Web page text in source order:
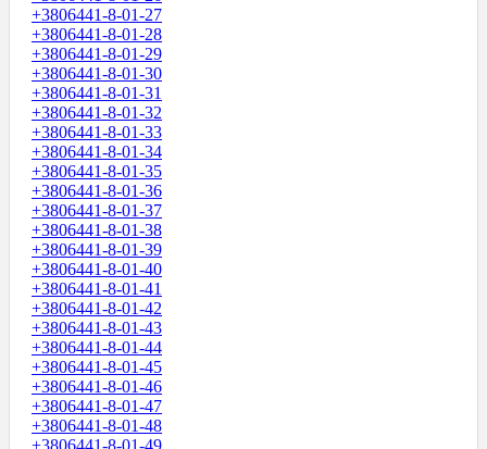
+3806441-8-01-27
+3806441-8-01-28
+3806441-8-01-29
+3806441-8-01-30
+3806441-8-01-31
+3806441-8-01-32
+3806441-8-01-33
+3806441-8-01-34
+3806441-8-01-35
+3806441-8-01-36
+3806441-8-01-37
+3806441-8-01-38
+3806441-8-01-39
+3806441-8-01-40
+3806441-8-01-41
+3806441-8-01-42
+3806441-8-01-43
+3806441-8-01-44
+3806441-8-01-45
+3806441-8-01-46
+3806441-8-01-47
+3806441-8-01-48
+3806441-8-01-49